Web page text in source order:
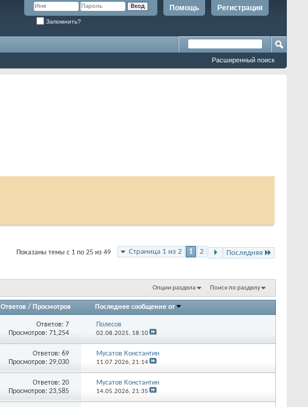
Регистрация
Помощь
Запомнить?
Расширенный поиск
Страница 1 из 2 1 2 Последняя
Показаны темы с 1 по 25 из 49
Опции раздела Поиск по разделу
Ответов / Просмотров Последнее сообщение от
Ответов:7
Просмотров: 71,254
Полесов
02.08.2025, 18:10
Ответов:69
Просмотров: 29,030
Мусатов Константин
11.07.2026, 21:14
Ответов:20
Просмотров: 23,585
Мусатов Константин
14.05.2026, 21:35